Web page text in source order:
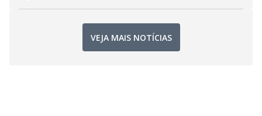
VEJA MAIS NOTÍCIAS